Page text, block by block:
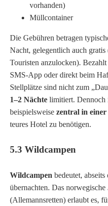
vorhanden)
Müllcontainer
Die Gebühren betragen
Nacht, gelegentlich auch
Touristen anzulocken).
SMS-App oder direkt beim
Stellplätze sind nicht zum
1–2 Nächte limitiert. Dennoch
beispielsweise zentral in einer
teures Hotel zu benötigen.
5.3 Wildcampen
Wildcampen bedeutet,
übernachten. Das norwegische
(Allemannsretten) erlaubt es,